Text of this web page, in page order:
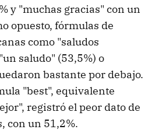
y "muchas gracias" con un
opuesto, fórmulas de
como "saludos
saludo" (53,5%) o
bastante por debajo.
"best", equivalente
registró el peor dato de
con un 51,2%.